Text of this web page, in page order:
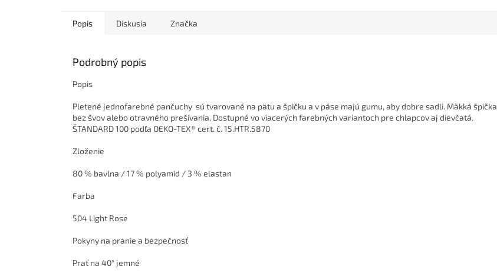
Popis Diskusia Značka
Podrobný popis
Popis
Pletené jednofarebné pančuchy sú tvarované na pätu a špičku a v páse majú gumu, aby dobre sadli. Mäkká špička
bez švov alebo otravného prešívania. Dostupné vo viacerých farebných variantoch pre chlapcov aj dievčatá.
ŠTANDARD 100 podľa OEKO-TEX® cert. č. 15.HTR.5870
Zloženie
80 % bavlna / 17 % polyamid / 3 % elastan
Farba
504 Light Rose
Pokyny na pranie a bezpečnosť
Prať na 40° jemné